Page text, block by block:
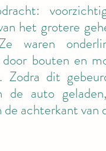
het grotere
waren
door bouten en
Zodra dit
de auto
de achterkant van